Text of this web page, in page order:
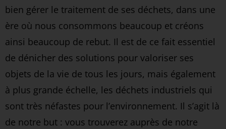
bien gérer le traitement de ses déchets, dans une
ère où nous consommons beaucoup et créons
ainsi beaucoup de rebut. Il est de ce fait essentiel
de dénicher des solutions pour valoriser ses
objets de la vie de tous les jours, mais également
à plus grande échelle, les déchets industriels qui
sont très néfastes pour l’environnement. Il s’agit là
de notre but : vous trouverez auprès de notre